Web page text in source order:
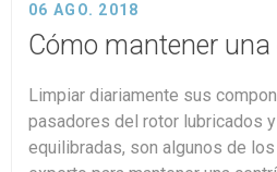
06 AGO. 2018
Cómo mantener
Limpiar diariamente sus
pasadores del rotor lubricados
equilibradas, son algunos de